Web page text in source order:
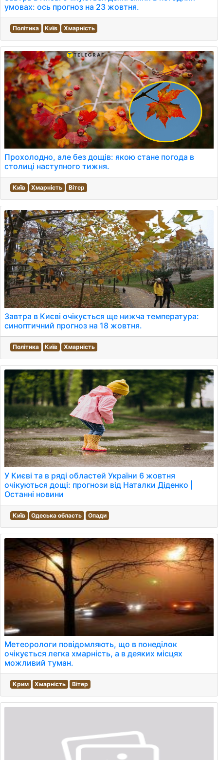
умовах: ось прогноз на 23 жовтня.
Політика Київ Хмарність
Прохолодно, але без дощів: якою стане погода в
столиці наступного тижня.
Київ Хмарність Вітер
Завтра в Києві очікується ще нижча температура:
синоптичний прогноз на 18 жовтня.
Політика Київ Хмарність
У Києві та в ряді областей України 6 жовтня
очікуються дощі: прогнози від Наталки Діденко |
Останні новини
Київ Одеська область Опади
Метеорологи повідомляють, що в понеділок
очікується легка хмарність, а в деяких місцях
можливий туман.
Крим Хмарність Вітер